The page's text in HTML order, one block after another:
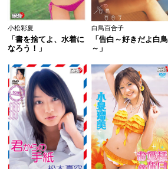
小松彩夏
「書を捨てよ、水着に
なろう！」
白鳥百合子
「告白～好きだよ白鳥
～」